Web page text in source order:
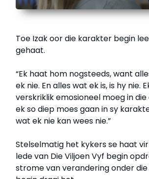
Toe Izak oor die karakter begin
gehaat.
“Ek haat hom nogsteeds, want
ek nie. En alles wat ek is, is hy nie.
verskriklik emosioneel moeg in
ek so diep moes gaan in sy
wat ek nie kan wees nie.”
Stelselmatig het kykers se haat
lede van Die Viljoen Vyf begin
strome van verandering onder